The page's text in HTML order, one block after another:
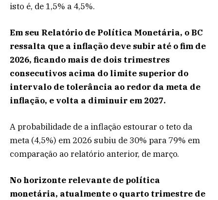
isto é, de 1,5% a 4,5%.
Em seu Relatório de Política Monetária, o BC
ressalta que a inflação deve subir até o fim de
2026, ficando mais de dois trimestres
consecutivos acima do limite superior do
intervalo de tolerância ao redor da meta de
inflação, e volta a diminuir em 2027.
A probabilidade de a inflação estourar o teto da
meta (4,5%) em 2026 subiu de 30% para 79% em
comparação ao relatório anterior, de março.
No horizonte relevante de política
monetária, atualmente o quarto trimestre de